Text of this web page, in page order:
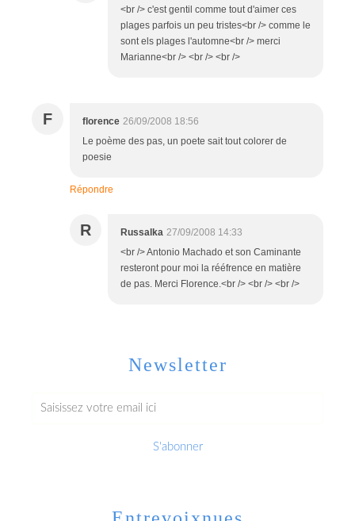
<br /> c'est gentil comme tout d'aimer ces
plages parfois un peu tristes<br /> comme le
sont els plages l'automne<br /> merci
Marianne<br /> <br /> <br />
F florence 26/09/2008 18:56
Le poème des pas, un poete sait tout colorer de
poesie
Répondre
R Russalka 27/09/2008 14:33
<br /> Antonio Machado et son Caminante
resteront pour moi la rééfrence en matière
de pas. Merci Florence.<br /> <br /> <br />
Newsletter